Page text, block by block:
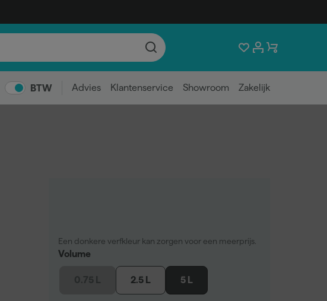
BTW Advies Klantenservice Showroom Zakelijk
Een donkere verfkleur kan zorgen voor een meerprijs.
Volume
2.5 L 5 L